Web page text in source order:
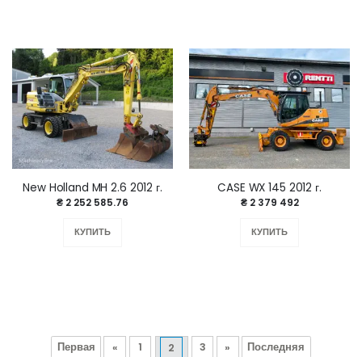
New Holland MH 2.6 2012 г.
₴ 2 252 585.76
КУПИТЬ
CASE WX 145 2012 г.
₴ 2 379 492
КУПИТЬ
Первая « 1 2 3 » Последняя